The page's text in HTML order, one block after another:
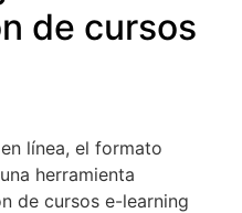
de cursos
línea, el formato
herramienta
de cursos e-learning